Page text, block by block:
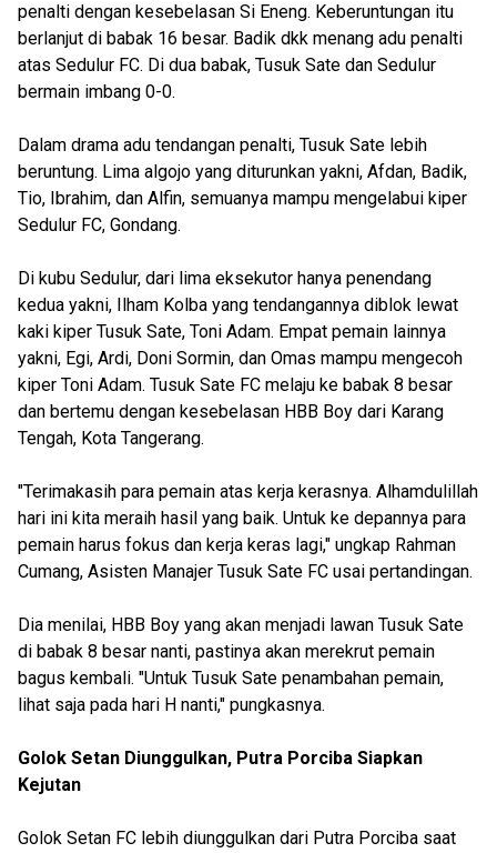
penalti dengan kesebelasan Si Eneng. Keberuntungan itu
berlanjut di babak 16 besar. Badik dkk menang adu penalti
atas Sedulur FC. Di dua babak, Tusuk Sate dan Sedulur
bermain imbang 0-0.
Dalam drama adu tendangan penalti, Tusuk Sate lebih
beruntung. Lima algojo yang diturunkan yakni, Afdan, Badik,
Tio, Ibrahim, dan Alfin, semuanya mampu mengelabui kiper
Sedulur FC, Gondang.
Di kubu Sedulur, dari lima eksekutor hanya penendang
kedua yakni, Ilham Kolba yang tendangannya diblok lewat
kaki kiper Tusuk Sate, Toni Adam. Empat pemain lainnya
yakni, Egi, Ardi, Doni Sormin, dan Omas mampu mengecoh
kiper Toni Adam. Tusuk Sate FC melaju ke babak 8 besar
dan bertemu dengan kesebelasan HBB Boy dari Karang
Tengah, Kota Tangerang.
"Terimakasih para pemain atas kerja kerasnya. Alhamdulillah
hari ini kita meraih hasil yang baik. Untuk ke depannya para
pemain harus fokus dan kerja keras lagi," ungkap Rahman
Cumang, Asisten Manajer Tusuk Sate FC usai pertandingan.
Dia menilai, HBB Boy yang akan menjadi lawan Tusuk Sate
di babak 8 besar nanti, pastinya akan merekrut pemain
bagus kembali. "Untuk Tusuk Sate penambahan pemain,
lihat saja pada hari H nanti," pungkasnya.
Golok Setan Diunggulkan, Putra Porciba Siapkan
Kejutan
Golok Setan FC lebih diunggulkan dari Putra Porciba saat